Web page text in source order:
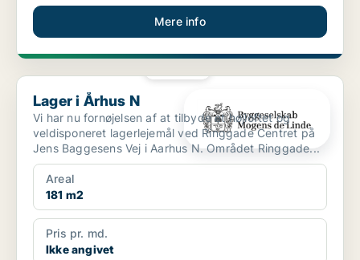
Mere info
Lager i Århus N
Lager i Århus N
Vi har nu fornøjelsen af at tilbyde et højloftet og
veldisponeret lagerlejemål ved Ringgade Centret på
Jens Baggesens Vej i Aarhus N. Området Ringgade...
Areal
181 m2
Pris pr. md.
Ikke angivet